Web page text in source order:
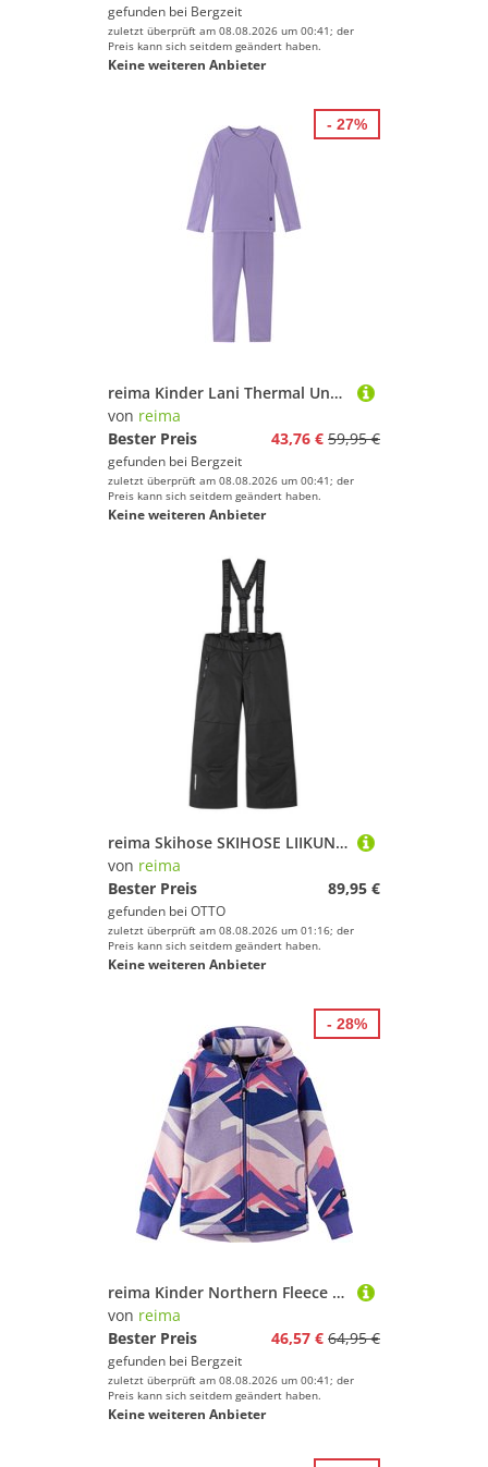
gefunden bei Bergzeit
zuletzt überprüft am 08.08.2026 um 00:41; der
Preis kann sich seitdem geändert haben.
Keine weiteren Anbieter
reima Kinder Lani Thermal Unterwäsche Set
von reima
Bester Preis
43,76 € 59,95 €
gefunden bei Bergzeit
zuletzt überprüft am 08.08.2026 um 00:41; der
Preis kann sich seitdem geändert haben.
Keine weiteren Anbieter
- 27%
reima Skihose SKIHOSE LIIKUN ReimaTec Schneehose (1-tlg) mit BIONIC-FINISH®ECO Beschichtung
von reima
Bester Preis
89,95 €
gefunden bei OTTO
zuletzt überprüft am 08.08.2026 um 01:16; der
Preis kann sich seitdem geändert haben.
Keine weiteren Anbieter
reima Kinder Northern Fleece Jacke
von reima
Bester Preis
46,57 € 64,95 €
gefunden bei Bergzeit
zuletzt überprüft am 08.08.2026 um 00:41; der
Preis kann sich seitdem geändert haben.
Keine weiteren Anbieter
- 28%